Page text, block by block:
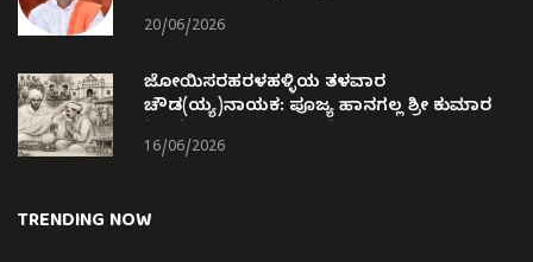
20/06/2026
ಜೋಯಿಸರಹರಳಹಳ್ಳಿಯ ತಳವಾರ
ಚೌಡ(ಯ್ಯ)ನಾಯಕ: ಪೂಜ್ಯ ಹಾನಗಲ್ಲ ಶ್ರೀ ಕುಮಾರ
16/06/2026
TRENDING NOW